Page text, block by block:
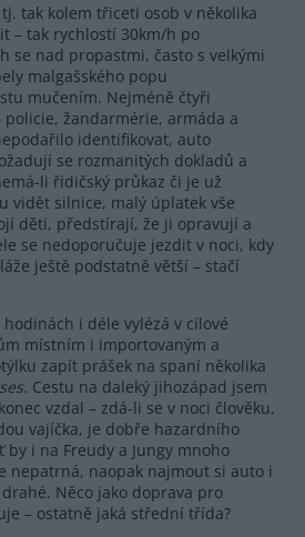
tak kolem třiceti osob v několika
– tak rychlostí 30km/h po
se nad propastmi, často s velkými
malgašského popu
mučením. Nejméně čtyři
policie, žandarmérie, armáda a
identifikovat, auto
se rozmanitých dokladů a
li řidičský průkaz či je už
vidět silnice, malý úplatek vše
děti, předstírají, že ji opravují a
se nedoporučuje jezdit v noci, kdy
ještě podstatně větší – stačí
i déle vylézá v cílové
místním i importovaným a
zapít prášek na spaní několika
. Cestu na daleký jihozápad jsem
vzdal – zdá-li se v noci člověku,
vajíčka, je dobře hazardního
i na Freudy a Jungy mnoho
nepatrná, naopak najmout si auto i
Něco jako doprava pro
– ostatně jaká střední třída?